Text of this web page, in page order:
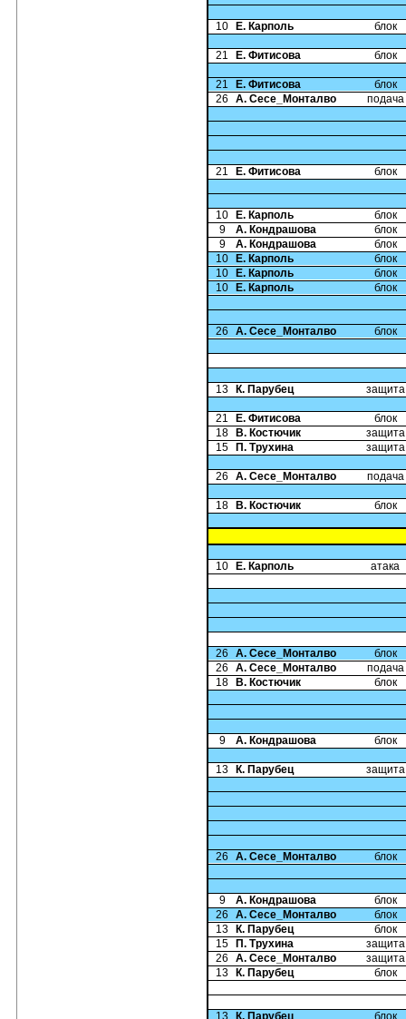
10 Е. Карполь блок
21 Е. Фитисова блок
21 Е. Фитисова
блок
26
А. Сесе_Монталво подача
21 Е. Фитисова блок
10 Е. Карполь
блок
9
А. Кондрашова
блок
9
А. Кондрашова
блок
10
Е. Карполь
блок
10
Е. Карполь
блок
10
Е. Карполь блок
26 А. Сесе_Монталво блок
13 К. Парубец защита
21 Е. Фитисова
блок
18
В. Костючик
защита
15
П. Трухина защита
26 А. Сесе_Монталво подача
18 В. Костючик блок
10 Е. Карполь атака
26 А. Сесе_Монталво
блок
26
А. Сесе_Монталво
подача
18
В. Костючик блок
9 А. Кондрашова блок
13 К. Парубец защита
26 А. Сесе_Монталво блок
9 А. Кондрашова
блок
26
А. Сесе_Монталво
блок
13
К. Парубец
блок
15
П. Трухина
защита
26
А. Сесе_Монталво
защита
13
К. Парубец блок
13 К. Парубец
блок